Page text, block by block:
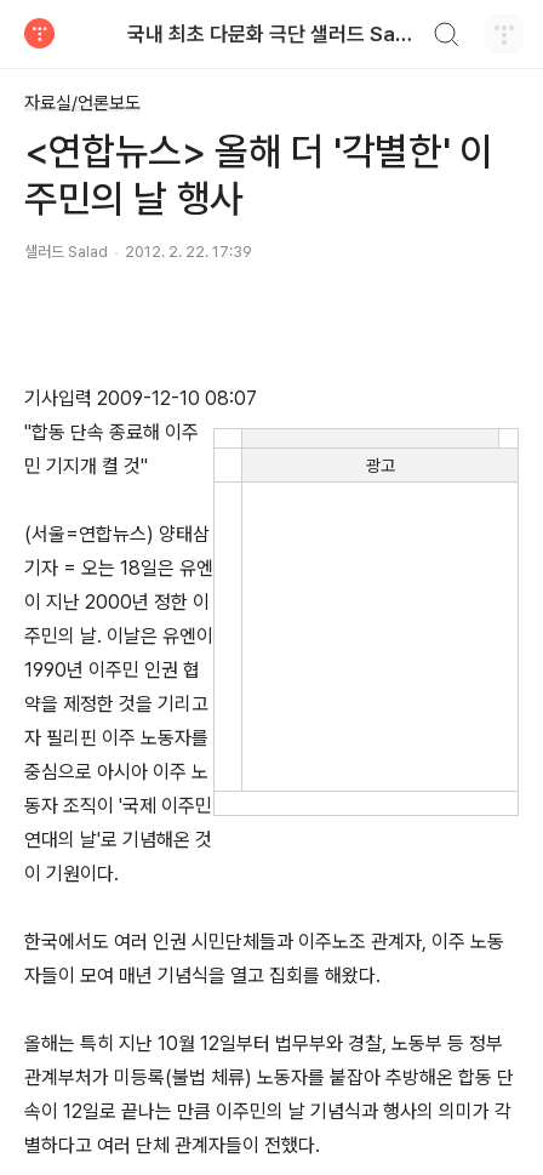
국내 최초 다문화 극단 샐러드 Salad
자료실/언론보도
<연합뉴스> 올해 더 '각별한' 이
주민의 날 행사
샐러드 Salad 2012. 2. 22. 17:39
기사입력 2009-12-10 08:07
광고
"합동 단속 종료해 이주
민 기지개 켤 것"
(서울=연합뉴스) 양태삼
기자 = 오는 18일은 유엔
이 지난 2000년 정한 이
주민의 날. 이날은 유엔이
1990년 이주민 인권 협
약을 제정한 것을 기리고
자 필리핀 이주 노동자를
중심으로 아시아 이주 노
동자 조직이 '국제 이주민
연대의 날'로 기념해온 것
이 기원이다.
한국에서도 여러 인권 시민단체들과 이주노조 관계자, 이주 노동
자들이 모여 매년 기념식을 열고 집회를 해왔다.
올해는 특히 지난 10월 12일부터 법무부와 경찰, 노동부 등 정부
관계부처가 미등록(불법 체류) 노동자를 붙잡아 추방해온 합동 단
속이 12일로 끝나는 만큼 이주민의 날 기념식과 행사의 의미가 각
별하다고 여러 단체 관계자들이 전했다.